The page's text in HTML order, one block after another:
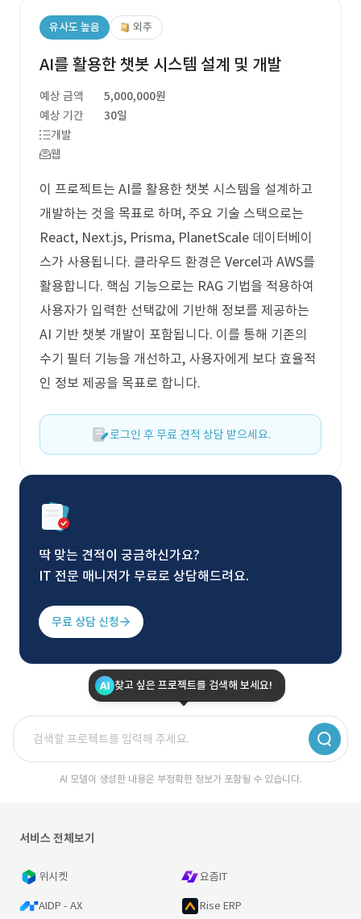
유사도 높음 외주
AI를 활용한 챗봇 시스템 설계 및 개발
예상 금액
5,000,000원
예상 기간
30일
개발
웹
이 프로젝트는 AI를 활용한 챗봇 시스템을 설계하고
개발하는 것을 목표로 하며, 주요 기술 스택으로는
React, Next.js, Prisma, PlanetScale 데이터베이
스가 사용됩니다. 클라우드 환경은 Vercel과 AWS를
활용합니다. 핵심 기능으로는 RAG 기법을 적용하여
사용자가 입력한 선택값에 기반해 정보를 제공하는
AI 기반 챗봇 개발이 포함됩니다. 이를 통해 기존의
수기 필터 기능을 개선하고, 사용자에게 보다 효율적
인 정보 제공을 목표로 합니다.
로그인 후 무료 견적 상담 받으세요.
딱 맞는 견적이 궁금하신가요?
IT 전문 매니저가 무료로 상담해드려요.
무료 상담 신청
찾고 싶은 프로젝트를 검색해 보세요!
AI 모델이 생성한 내용은 부정확한 정보가 포함될 수 있습니다.
서비스 전체보기
위시켓 요즘IT
AIDP - AX Rise ERP